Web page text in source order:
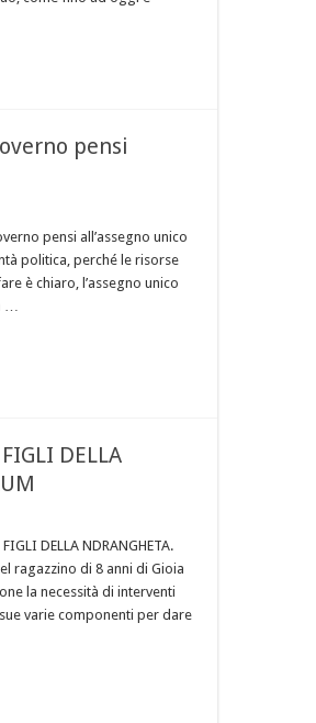
pensi
pensi all’assegno unico
politica, perché le risorse
è chiaro, l’assegno unico
…
DELLA
DELLA NDRANGHETA.
ragazzino di 8 anni di Gioia
la necessità di interventi
varie componenti per dare